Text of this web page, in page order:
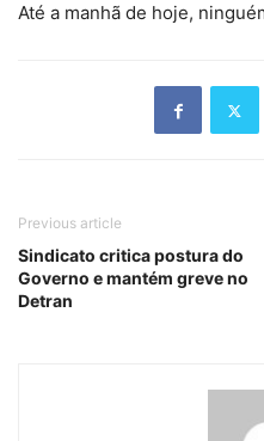
Até a manhã de hoje,
Previous article
Sindicato critica postura do
Governo e mantém greve no
Detran